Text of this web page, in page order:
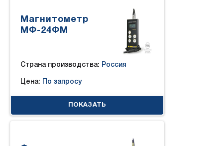
Магнитометр
МФ-24ФМ
Страна производства: Россия
Цена: По запросу
ПОКАЗАТЬ